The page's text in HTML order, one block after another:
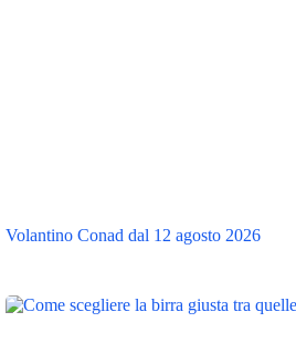
Volantino Conad dal 12 agosto 2026